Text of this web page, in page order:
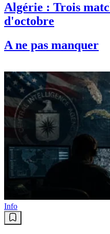
Algérie : Trois
d'octobre
A ne pas manquer
Info